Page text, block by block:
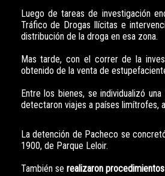
Luego de tareas de investigación
Tráfico de Drogas Ilícitas e
distribución de la droga en esa zona.
Mas tarde, con el correr de la
obtenido de la venta de
Entre los bienes, se individualizó
detectaron viajes a países limítrofes,
La detención de Pacheco se
1900, de Parque Leloir.
También se realizaron